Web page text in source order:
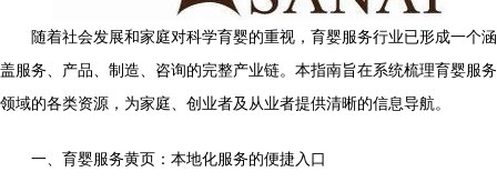
随着社会发展和家庭对科学育婴的重视，育婴服务行业已形成一个涵
盖服务、产品、制造、咨询的完整产业链。本指南旨在系统梳理育婴服务
领域的各类资源，为家庭、创业者及从业者提供清晰的信息导航。
一、育婴服务黄页：本地化服务的便捷入口